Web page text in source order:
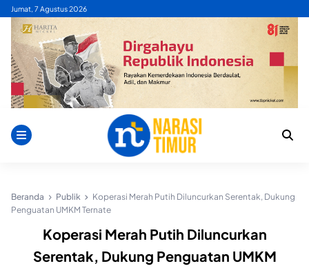
Skip
content
Jumat, 7 Agustus 2026
Beranda Publik
Koperasi Merah Putih Diluncurkan Serentak, Dukung
Penguatan UMKM Ternate
Koperasi Merah Putih Diluncurkan
Serentak, Dukung Penguatan UMKM